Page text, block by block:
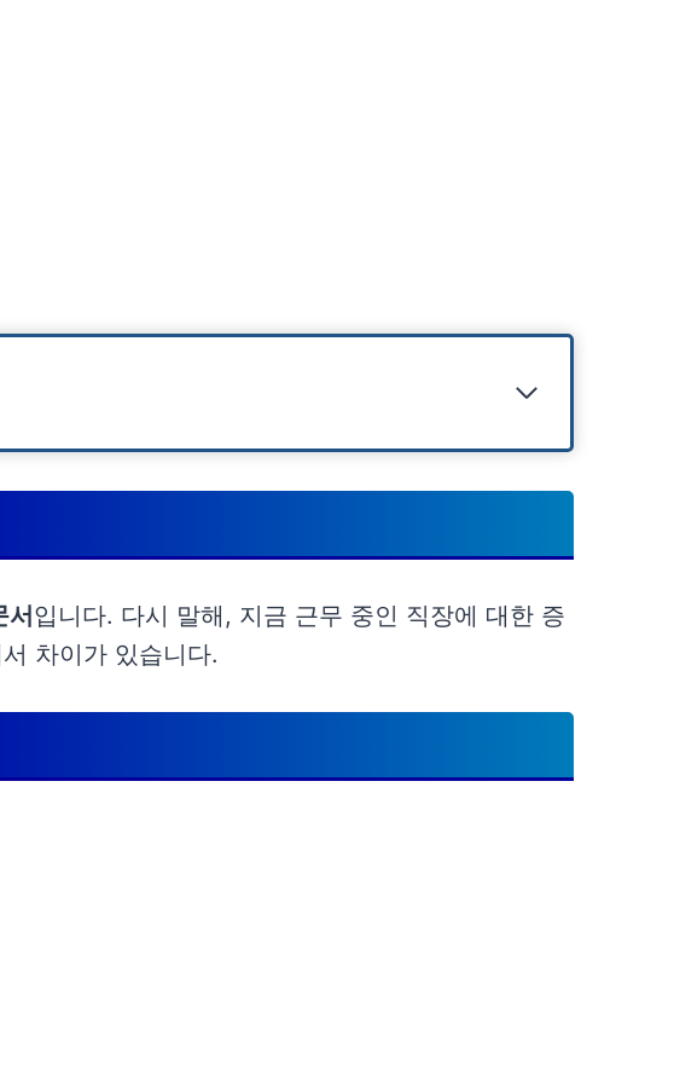
서입니다. 다시 말해, 지금 근무 중인 직장에 대한 증
차이가 있습니다.